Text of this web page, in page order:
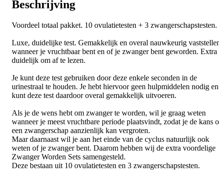
Beschrijving
Voordeel totaal pakket. 10 ovulatietesten + 3 zwangerschapstesten.
Luxe, duidelijke test. Gemakkelijk en overal nauwkeurig
wanneer je vruchtbaar bent en of je zwanger bent geworden. Extra
duidelijk om af te lezen.
Je kunt deze test gebruiken door deze enkele seconden in de
urinestraal te houden. Je hebt hiervoor geen hulpmiddelen nodig en
kunt deze test daardoor overal gemakkelijk uitvoeren.
Als je de wens hebt om zwanger te worden, wil je graag weten
wanneer je meest vruchtbare periode plaatsvindt, zodat je de kans
een zwangerschap aanzienlijk kan vergroten.
Maar daarnaast wil je aan het einde van de cyclus natuurlijk ook
weten of je zwanger bent. Daarom hebben wij de extra voordelige
Zwanger Worden Sets samengesteld.
Deze bestaan uit 10 ovulatietesten en 3 zwangerschapstesten.